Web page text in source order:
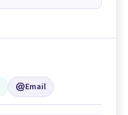
Email